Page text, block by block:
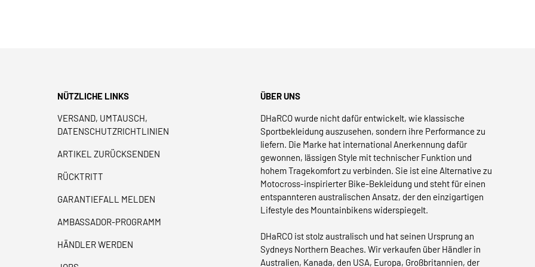
NÜTZLICHE LINKS
VERSAND, UMTAUSCH,
DATENSCHUTZRICHTLINIEN
ARTIKEL ZURÜCKSENDEN
RÜCKTRITT
GARANTIEFALL MELDEN
AMBASSADOR-PROGRAMM
HÄNDLER WERDEN
ÜBER UNS
DHaRCO wurde nicht dafür entwickelt, wie klassische
Sportbekleidung auszusehen, sondern ihre Performance zu
liefern. Die Marke hat international Anerkennung dafür
gewonnen, lässigen Style mit technischer Funktion und
hohem Tragekomfort zu verbinden. Sie ist eine Alternative zu
Motocross-inspirierter Bike-Bekleidung und steht für einen
entspannteren australischen Ansatz, der den einzigartigen
Lifestyle des Mountainbikens widerspiegelt.
DHaRCO ist stolz australisch und hat seinen Ursprung an
Sydneys Northern Beaches. Wir verkaufen über Händler in
Australien, Kanada, den USA, Europa, Großbritannien, der